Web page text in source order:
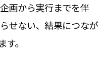
画から実行までを伴
せない、結果につなが
。